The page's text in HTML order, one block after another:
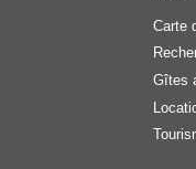
Carte
Gîtes